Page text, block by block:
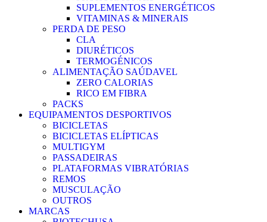
SUPLEMENTOS ENERGÉTICOS
VITAMINAS & MINERAIS
PERDA DE PESO
CLA
DIURÉTICOS
TERMOGÉNICOS
ALIMENTAÇÃO SAÚDAVEL
ZERO CALORIAS
RICO EM FIBRA
PACKS
EQUIPAMENTOS DESPORTIVOS
BICICLETAS
BICICLETAS ELÍPTICAS
MULTIGYM
PASSADEIRAS
PLATAFORMAS VIBRATÓRIAS
REMOS
MUSCULAÇÃO
OUTROS
MARCAS